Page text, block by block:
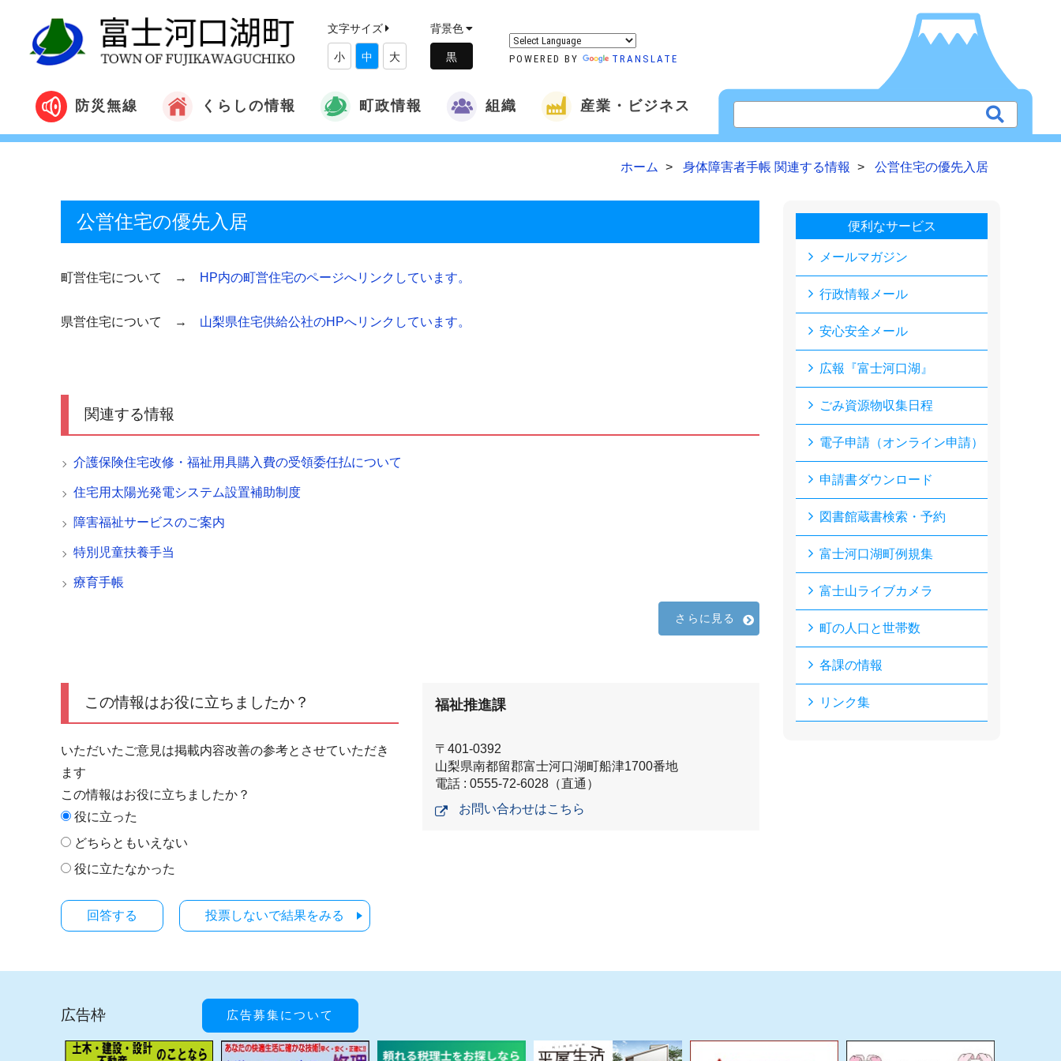
文字サイズ
小 中 大
背景色
POWERED BY TRANSLATE
防災無線 くらしの情報 町政情報 組織 産業・ビジネス
ホーム 身体障害者手帳 関連する情報 公営住宅の優先入居
公営住宅の優先入居
町営住宅について → HP内の町営住宅のページへリンクしています。
県営住宅について → 山梨県住宅供給公社のHPへリンクしています。
関連する情報
介護保険住宅改修・福祉用具購入費の受領委任払について
住宅用太陽光発電システム設置補助制度
障害福祉サービスのご案内
特別児童扶養手当
療育手帳
さらに見る
この情報はお役に立ちましたか？
いただいたご意見は掲載内容改善の参考とさせていただき
ます
この情報はお役に立ちましたか？
役に立った
どちらともいえない
役に立たなかった
投票しないで結果をみる
福祉推進課
〒401-0392
山梨県南都留郡富士河口湖町船津1700番地
電話 : 0555-72-6028（直通）
お問い合わせはこちら
便利なサービス
メールマガジン
行政情報メール
安心安全メール
広報『富士河口湖』
ごみ資源物収集日程
電子申請（オンライン申請）
申請書ダウンロード
図書館蔵書検索・予約
富士河口湖町例規集
富士山ライブカメラ
町の人口と世帯数
各課の情報
リンク集
広告枠 広告募集について